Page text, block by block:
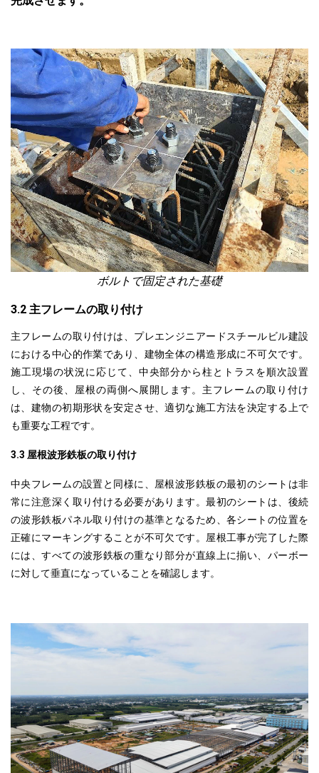
ボルトで固定された基礎
3.2 主フレームの取り付け
主フレームの取り付けは、プレエンジニアードスチールビル建設
における中心的作業であり、建物全体の構造形成に不可欠です。
施工現場の状況に応じて、中央部分から柱とトラスを順次設置
し、その後、屋根の両側へ展開します。主フレームの取り付け
は、 建物の初期形状を安定させ、適切な施工方法を決定する上で
も重要な工程です。
3.3 屋根波形鉄板の取り付け
中央フレームの設置と同様に、屋根波形鉄板の最初のシートは非
常に注意深く取り付ける必要があります。最初のシートは、後続
の波形鉄板パネル取り付けの基準となるため、各シートの位置を
正確にマーキングすることが不可欠です。屋根工事が完了した際
には、すべての波形鉄板の重なり部分が直線上に揃い、 パーボー
に対して垂直になっていることを確認します。